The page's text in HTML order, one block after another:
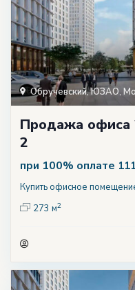
Обручевский,ЮЗАО,
Продажа офиса
2
при 100% оплате
Купить офисное
273 м2